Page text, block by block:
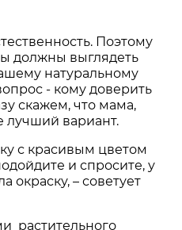
Поэтому
должны выглядеть
натуральному
- кому доверить
скажем, что мама,
лучший вариант.
с красивым цветом
и спросите, у
окраску, – советует
растительного